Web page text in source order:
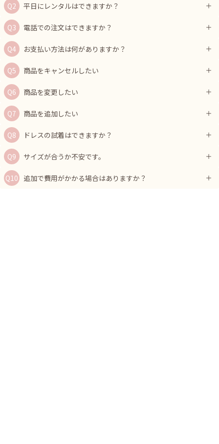
平日にレンタルはできますか？
電話での注文はできますか？
お支払い方法は何がありますか？
商品をキャンセルしたい
商品を変更したい
商品を追加したい
ドレスの試着はできますか？
サイズが合うか不安です。
追加で費用がかかる場合はありますか？